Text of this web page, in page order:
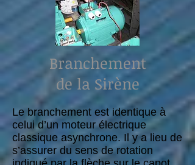
Branchement
de la Sirène
Le branchement est identique à
celui d’un moteur électrique
classique asynchrone. Il y a lieu de
s’assurer du sens de rotation